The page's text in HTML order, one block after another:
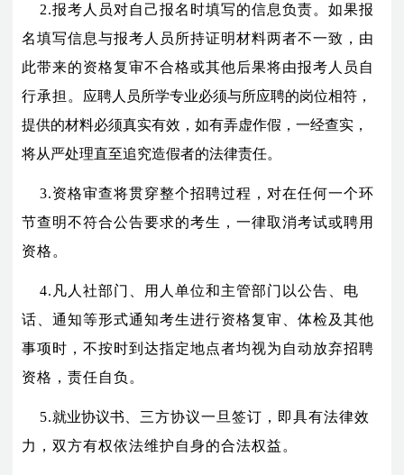
2.报考人员对自己报名时填写的信息负责。如果报
名填写信息与报考人员所持证明材料两者不一致，由
此带来的资格复审不合格或其他后果将由报考人员自
行承担。 应聘人员所学专业必须与所应聘的岗位相符，
提供的材料必须真实有效，如有弄虚作假，一经查实，
将从严处理直至追究造假者的法律责任。
3.资格审查将贯穿整个招聘过程，对在任何一个环
节查明不符合公告要求的考生，一律取消考试或聘用
资格。
4.凡人社部门、用人单位和主管部门以公告、电
话、通知等形式通知考生进行资格复审、体检及其他
事项时，不按时到达指定地点者均视为自动放弃招聘
资格，责任自负。
5.就业协议书 、三方协议一旦签订，即具有法律效
力，双方有权依法维护自身的合法权益。